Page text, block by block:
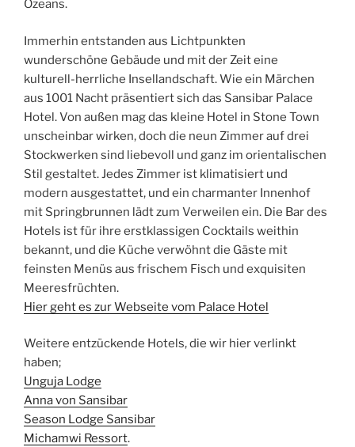
Ozeans.
Immerhin entstanden aus Lichtpunkten
wunderschöne Gebäude und mit der Zeit eine
kulturell-herrliche Insellandschaft. Wie ein Märchen
aus 1001 Nacht präsentiert sich das Sansibar Palace
Hotel. Von außen mag das kleine Hotel in Stone Town
unscheinbar wirken, doch die neun Zimmer auf drei
Stockwerken sind liebevoll und ganz im orientalischen
Stil gestaltet. Jedes Zimmer ist klimatisiert und
modern ausgestattet, und ein charmanter Innenhof
mit Springbrunnen lädt zum Verweilen ein. Die Bar des
Hotels ist für ihre erstklassigen Cocktails weithin
bekannt, und die Küche verwöhnt die Gäste mit
feinsten Menüs aus frischem Fisch und exquisiten
Meeresfrüchten.
Hier geht es zur Webseite vom Palace Hotel
Weitere entzückende Hotels, die wir hier verlinkt
haben;
Unguja Lodge
Anna von Sansibar
Season Lodge Sansibar
Michamwi Ressort.